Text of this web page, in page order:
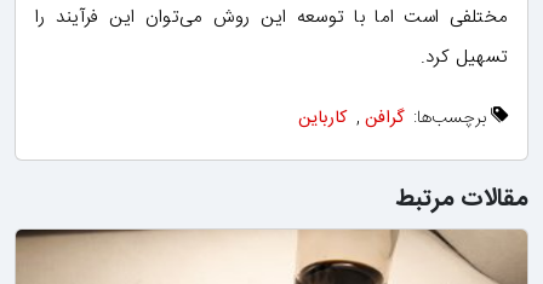
مختلفی است اما با توسعه این روش می‌توان این فرآیند را
تسهیل کرد.
برچسب‌ها: گرافن , کارباین
مقالات مرتبط